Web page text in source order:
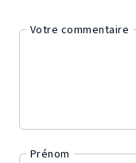
Votre commentaire
Prénom